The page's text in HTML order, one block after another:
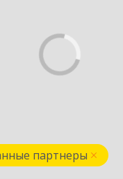
партнеры